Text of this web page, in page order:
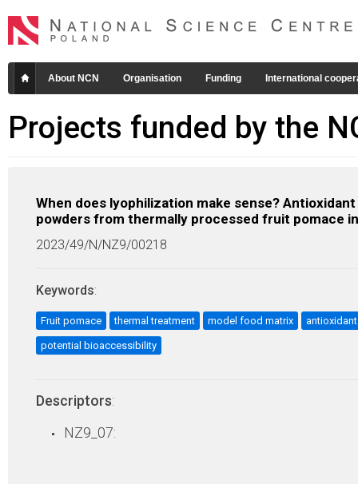
About NCN Organisation Funding International
Projects funded by the
When does lyophilization make sense?
powders from thermally processed fruit pomace
2023/49/N/NZ9/00218
Keywords:
Fruit pomace thermal treatment model food matrix
potential bioaccessibility
Descriptors:
NZ9_07: